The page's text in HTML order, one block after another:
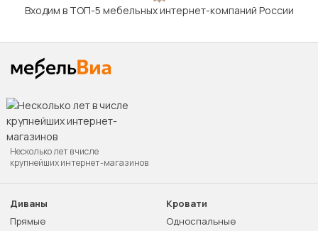
Входим в ТОП-5 мебельных интернет-компаний России
Несколько лет в числе
крупнейших интернет-магазинов
Диваны
Прямые
Кровати
Односпальные